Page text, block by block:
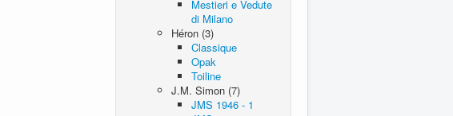
Mestieri e Vedute
di Milano
Héron (3)
Classique
Opak
Toiline
J.M. Simon (7)
JMS 1946 - 1